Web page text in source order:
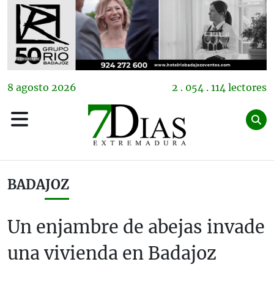
8 agosto 2026 2 . 054 . 114 lectores
BADAJOZ
Un enjambre de abejas invade
una vivienda en Badajoz